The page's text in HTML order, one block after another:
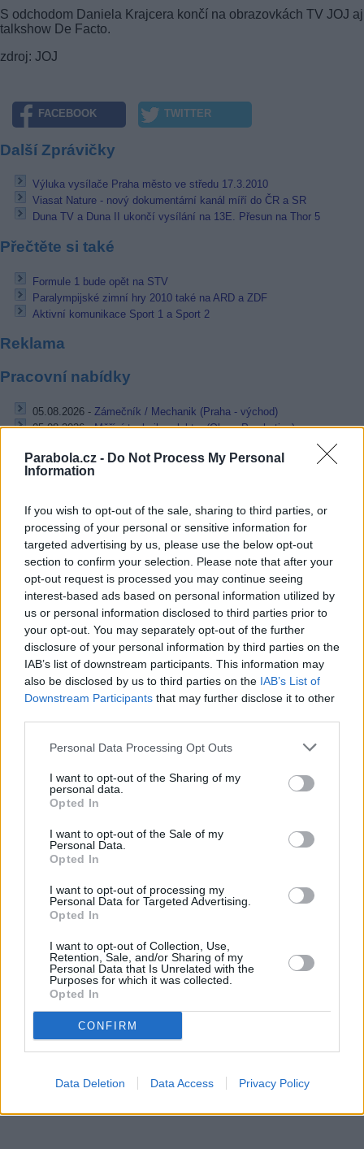
Parabola.cz - Do Not Process My Personal
Information
If you wish to opt-out of the sale, sharing to third parties, or
processing of your personal or sensitive information for
targeted advertising by us, please use the below opt-out
section to confirm your selection. Please note that after your
opt-out request is processed you may continue seeing
interest-based ads based on personal information utilized by
us or personal information disclosed to third parties prior to
your opt-out. You may separately opt-out of the further
disclosure of your personal information by third parties on the
IAB’s list of downstream participants. This information may
also be disclosed by us to third parties on the IAB’s List of
Downstream Participants that may further disclose it to other
Personal Data Processing Opt Outs
I want to opt-out of the Sharing of my
personal data.
Opted In
I want to opt-out of the Sale of my
Personal Data.
Opted In
I want to opt-out of processing my
Personal Data for Targeted Advertising.
Opted In
I want to opt-out of Collection, Use,
Retention, Sale, and/or Sharing of my
Personal Data that Is Unrelated with the
Purposes for which it was collected.
Opted In
CONFIRM
Data Deletion Data Access Privacy Policy
S odchodom Daniela Krajcera končí na obrazovkách TV JOJ aj
talkshow De Facto.
zdroj: JOJ
FACEBOOK TWITTER
Další Zprávičky
Výluka vysílače Praha město ve středu 17.3.2010
Viasat Nature - nový dokumentární kanál míří do ČR a SR
Duna TV a Duna II ukončí vysílání na 13E. Přesun na Thor 5
Přečtěte si také
Formule 1 bude opět na STV
Paralympijské zimní hry 2010 také na ARD a ZDF
Aktivní komunikace Sport 1 a Sport 2
Reklama
Pracovní nabídky
05.08.2026 - Zámečník / Mechanik (Praha - východ)
05.08.2026 -Měřící technik - elektro (Okres Prachatice)
Manažer/ka pro mezinárodní spolupráci (Suchdol, Praha)
05.08.2026 -Technik kontroly (Plzeň - sever)
05.08.2026 -
Vybrané články
Prima sport - co nabídne v prvním
vysílacím týdnu
Kdy a kde bude Prima sport k
naladění na Skylinku
O webu parabola.cz•O souborech cookies•
Dovolená u moře •Bazény